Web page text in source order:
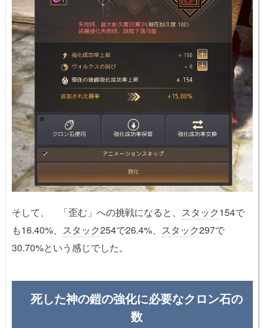
そして、 「歪む」への挑戦になると、 スタック154で
も16.40%、 スタック254で26.4%、 スタック297で
30.70%という感じでした。
死した神の鎧の強化に必要なクロン石の
数